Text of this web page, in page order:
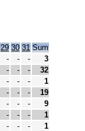
29 30 31 Sum
- - -
3
- - -
32
- - -
1
- - -
19
- - -
9
- - -
1
- - -
1